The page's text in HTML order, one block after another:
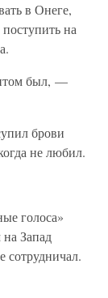
в Онеге,
на
был, —
брови
не любил.
голоса»
Запад
сотрудничал.